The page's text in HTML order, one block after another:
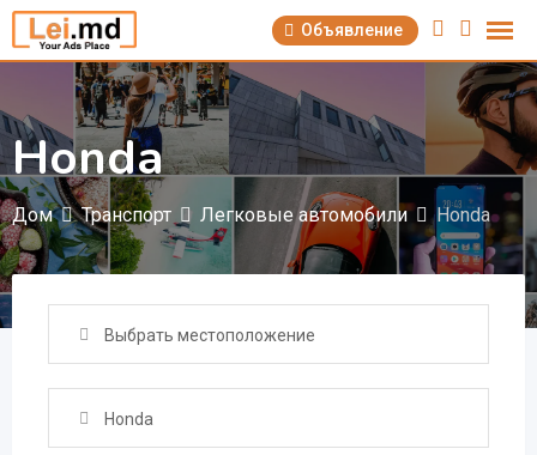
Перейти
содержимому
Объявление
Honda
Дом Транспорт Легковые автомобили Honda
Выбрать местоположение
Honda